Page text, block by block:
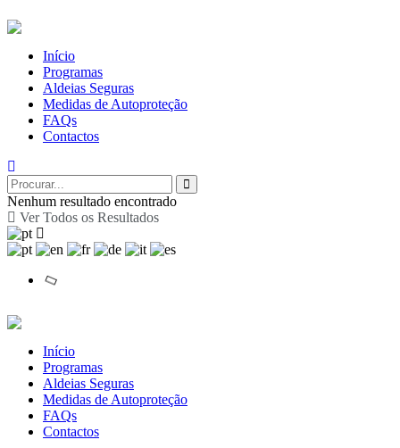
Início
Programas
Aldeias Seguras
Medidas de Autoproteção
FAQs
Contactos
Nenhum resultado encontrado
Ver Todos os Resultados
Início
Programas
Aldeias Seguras
Medidas de Autoproteção
FAQs
Contactos